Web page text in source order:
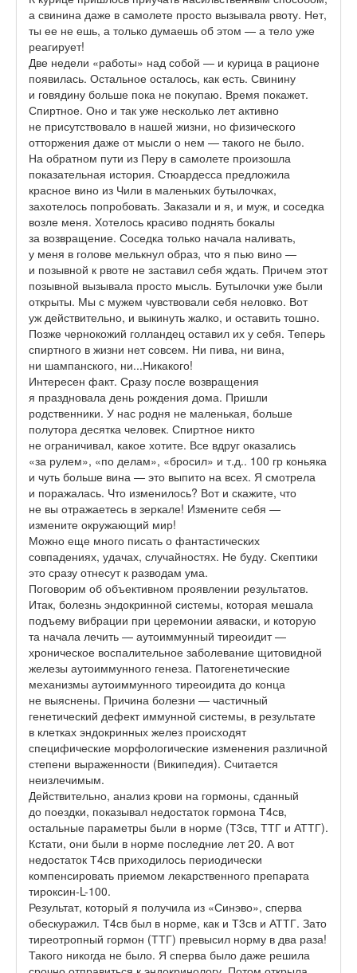
а свинина даже в самолете просто вызывала рвоту. Нет,
ты ее не ешь, а только думаешь об этом — а тело уже
реагирует!
Две недели «работы» над собой — и курица в рационе
появилась. Остальное осталось, как есть. Свинину
и говядину больше пока не покупаю. Время покажет.
Спиртное. Оно и так уже несколько лет активно
не присутствовало в нашей жизни, но физического
отторжения даже от мысли о нем — такого не было.
На обратном пути из Перу в самолете произошла
показательная история. Стюардесса предложила
красное вино из Чили в маленьких бутылочках,
захотелось попробовать. Заказали и я, и муж, и соседка
возле меня. Хотелось красиво поднять бокалы
за возвращение. Соседка только начала наливать,
у меня в голове мелькнул образ, что я пью вино —
и позывной к рвоте не заставил себя ждать. Причем этот
позывной вызывала просто мысль. Бутылочки уже были
открыты. Мы с мужем чувствовали себя неловко. Вот
уж действительно, и выкинуть жалко, и оставить тошно.
Позже чернокожий голландец оставил их у себя. Теперь
спиртного в жизни нет совсем. Ни пива, ни вина,
ни шампанского, ни...Никакого!
Интересен факт. Сразу после возвращения
я праздновала день рождения дома. Пришли
родственники. У нас родня не маленькая, больше
полутора десятка человек. Спиртное никто
не ограничивал, какое хотите. Все вдруг оказались
«за рулем», «по делам», «бросил» и т.д.. 100 гр коньяка
и чуть больше вина — это выпито на всех. Я смотрела
и поражалась. Что изменилось? Вот и скажите, что
не вы отражаетесь в зеркале! Измените себя —
измените окружающий мир!
Можно еще много писать о фантастических
совпадениях, удачах, случайностях. Не буду. Скептики
это сразу отнесут к разводам ума.
Поговорим об объективном проявлении результатов.
Итак, болезнь эндокринной системы, которая мешала
подъему вибрации при церемонии аяваски, и которую
та начала лечить — аутоиммунный тиреоидит —
хроническое воспалительное заболевание щитовидной
железы аутоиммунного генеза. Патогенетические
механизмы аутоиммунного тиреоидита до конца
не выяснены. Причина болезни — частичный
генетический дефект иммунной системы, в результате
в клетках эндокринных желез происходят
специфические морфологические изменения различной
степени выраженности (Википедия). Считается
неизлечимым.
Действительно, анализ крови на гормоны, сданный
до поездки, показывал недостаток гормона Т4св,
остальные параметры были в норме (Т3св, ТТГ и АТТГ).
Кстати, они были в норме последние лет 20. А вот
недостаток Т4св приходилось периодически
компенсировать приемом лекарственного препарата
тироксин-L-100.
Результат, который я получила из «Синэво», сперва
обескуражил. Т4св был в норме, как и Т3св и АТТГ. Зато
тиреотропный гормон (ТТГ) превысил норму в два раза!
Такого никогда не было. Я сперва было даже решила